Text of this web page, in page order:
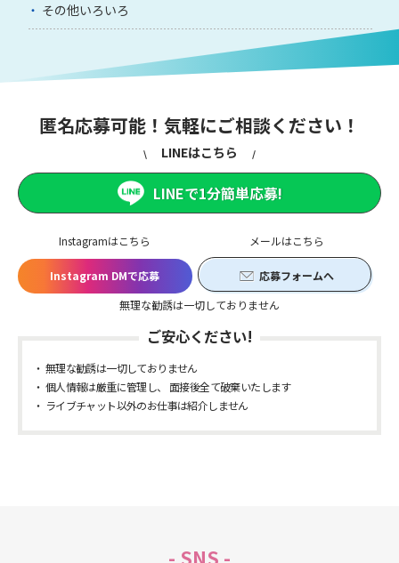
その他いろいろ
匿名応募可能！気軽にご相談ください！
Instagramはこちら
Instagram DMで応募
メールはこちら
応募フォームへ
無理な勧誘は一切しておりません
LINEはこちら
LINEで1分簡単応募!
ご安心ください!
無理な勧誘は一切しておりません
個人情報は厳重に管理し、 面接後全て破棄いたします
ライブチャット以外のお仕事は紹介しません